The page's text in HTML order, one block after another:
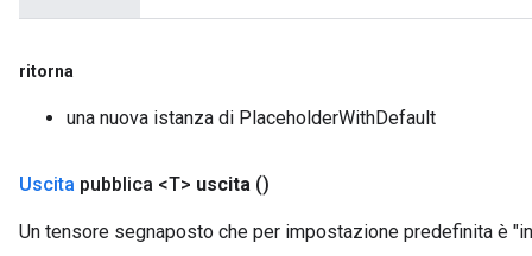
ritorna
una nuova istanza di PlaceholderWithDefault
Uscita pubblica <T> uscita ()
Un tensore segnaposto che per impostazione predefinita è